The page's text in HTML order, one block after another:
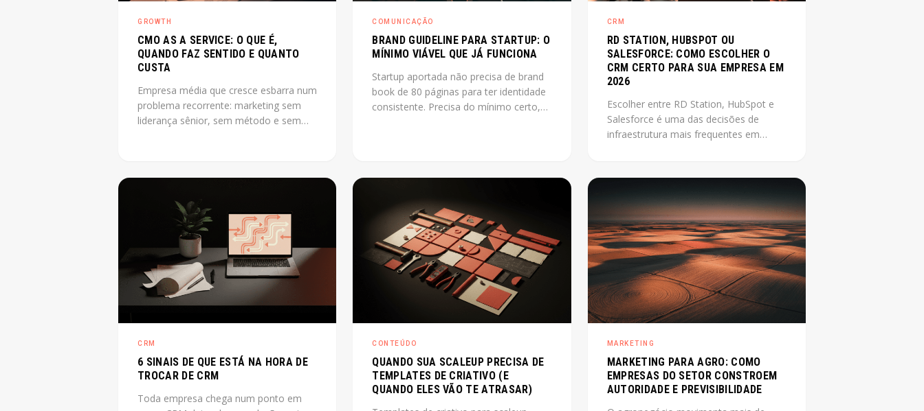
GROWTH
CMO AS A SERVICE: O QUE É,
QUANDO FAZ SENTIDO E QUANTO
CUSTA
Empresa média que cresce esbarra num
problema recorrente: marketing sem
liderança sênior, sem método e sem
explica o que é, quando cabe e quanto
COMUNICAÇÃO
BRAND GUIDELINE PARA STARTUP: O
MÍNIMO VIÁVEL QUE JÁ FUNCIONA
Startup aportada não precisa de brand
book de 80 páginas para ter identidade
consistente. Precisa do mínimo certo,
CRM
RD STATION, HUBSPOT OU
SALESFORCE: COMO ESCOLHER O
CRM CERTO PARA SUA EMPRESA EM
2026
Escolher entre RD Station, HubSpot e
Salesforce é uma das decisões de
infraestrutura mais frequentes em
problema é que a maioria das
comparações disponíveis foi escrita por
revendedores de uma das plataformas.
Este post não tem esse conflito: mostra
os critérios reais que definem a escolha
certa para cada contexto.
CRM
6 SINAIS DE QUE ESTÁ NA HORA DE
TROCAR DE CRM
Toda empresa chega num ponto em
CONTEÚDO
QUANDO SUA SCALEUP PRECISA DE
TEMPLATES DE CRIATIVO (E
QUANDO ELES VÃO TE ATRASAR)
MARKETING
MARKETING PARA AGRO: COMO
EMPRESAS DO SETOR CONSTROEM
AUTORIDADE E PREVISIBILIDADE